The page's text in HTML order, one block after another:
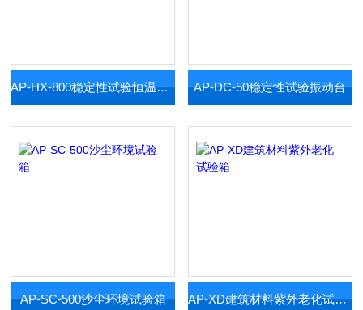
AP-HX-800稳定性试验恒温恒湿试验箱 AP-DC-50稳定性试验振动台
AP-SC-500​沙尘环境试验箱 AP-XD建筑材料紫外老化试验箱